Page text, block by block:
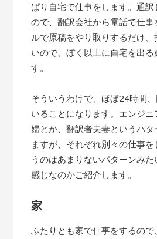
ぱり自宅で仕事をします。通
ので、翻訳会社から電話で仕
ルで原稿をやり取りするだけ
いので、ぼく以上に自宅を出
す。
そういうわけで、ほぼ24時間
いることになります。エンジ
婦とか、翻訳者夫妻というパタ
ますが、それぞれ別々の仕事
うのはあまりないパターンみ
感じなのかご紹介します。
家
ふたりとも家で仕事をするの